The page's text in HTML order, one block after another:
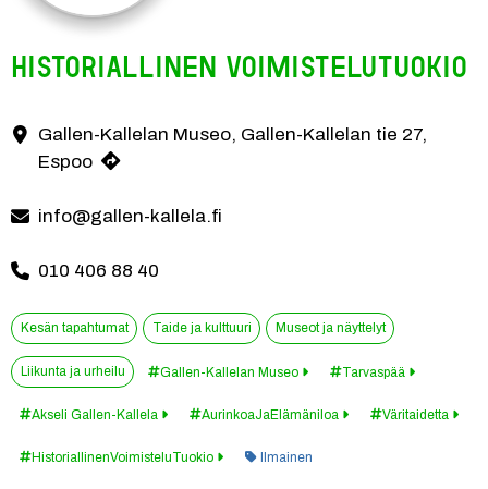
Historiallinen voimistelutuokio
Yhteystiedot
Gallen-Kallelan Museo, Gallen-Kallelan tie 27,
Espoo
info@gallen-kallela.fi
010 406 88 40
Kesän tapahtumat Taide ja kulttuuri Museot ja näyttelyt
Liikunta ja urheilu Gallen-Kallelan Museo Tarvaspää
Akseli Gallen-Kallela AurinkoaJaElämäniloa Väritaidetta
HistoriallinenVoimisteluTuokio Kategoria:
Ilmainen